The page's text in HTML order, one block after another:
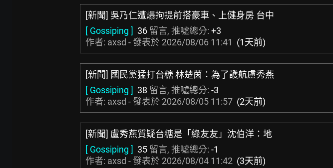
[新聞] 吳乃仁遭爆拘提前搭豪車、上健身房 台中
[ Gossiping ] 36 留言, 推噓總分: +3
作者: axsd - 發表於 2026/08/06 11:41 (1天前)
[新聞] 國民黨猛打台糖 林楚茵：為了護航盧秀燕
[ Gossiping ] 38 留言, 推噓總分: -3
作者: axsd - 發表於 2026/08/05 11:57 (2天前)
[新聞] 盧秀燕質疑台糖是「綠友友」沈伯洋：地
[ Gossiping ] 35 留言, 推噓總分: -1
作者: axsd - 發表於 2026/08/04 11:42 (3天前)